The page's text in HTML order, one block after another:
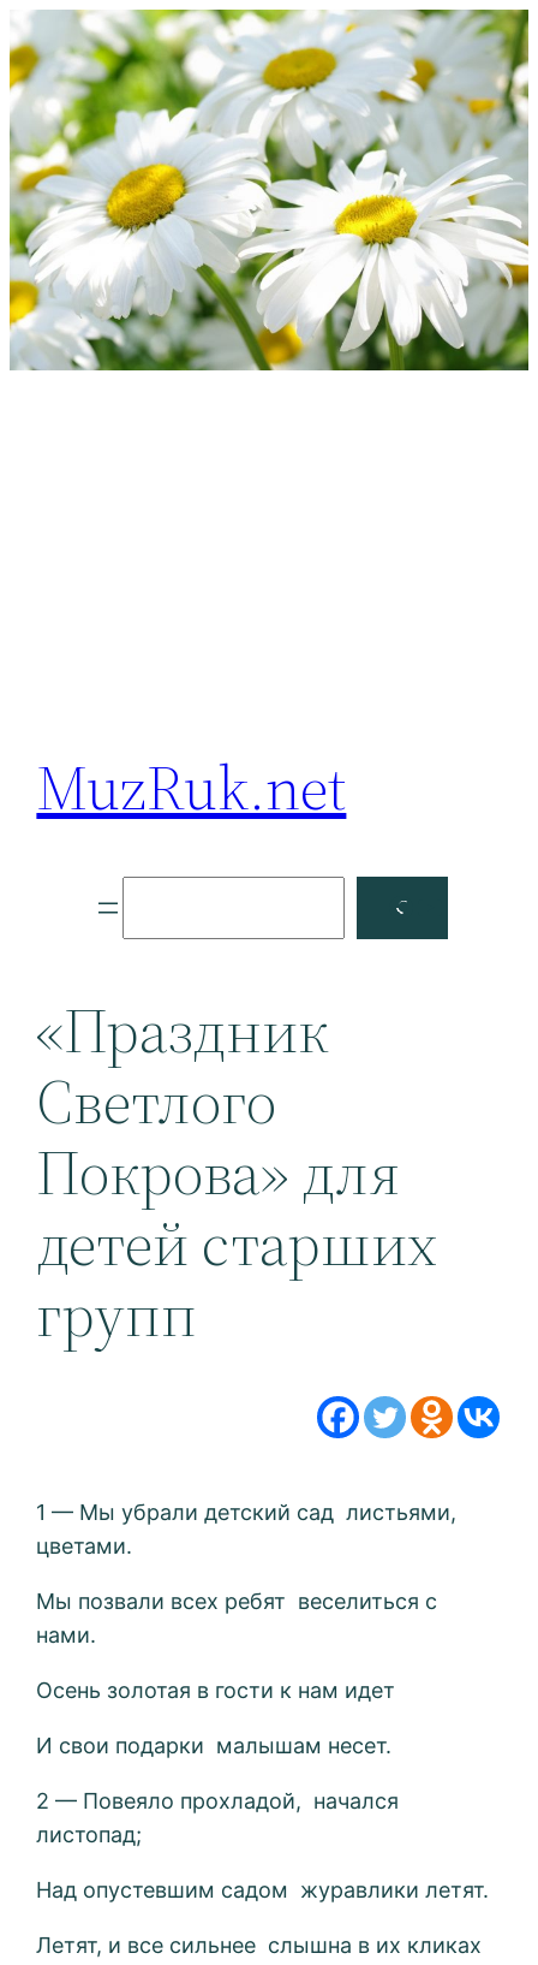
Перейти
к
содержимому
MuzRuk.net
Facebook
«Праздник
Светлого
Покрова» для
детей старших
групп
1 — Мы убрали детский сад листьями,
цветами.
Мы позвали всех ребят веселиться с
нами.
Осень золотая в гости к нам идет
И свои подарки малышам несет.
2 — Повеяло прохладой, начался
листопад;
Над опустевшим садом журавлики летят.
Летят, и все сильнее слышна в их кликах